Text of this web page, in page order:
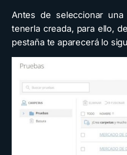
Antes de seleccionar una
tenerla creada, para ello,
pestaña te aparecerá lo